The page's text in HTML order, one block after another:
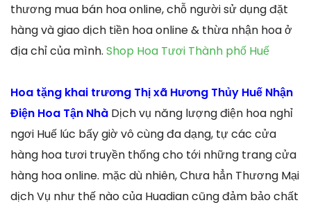
thương mua bán hoa online, chỗ người sử dụng đặt
hàng và giao dịch tiền hoa online & thừa nhận hoa ở
địa chỉ của mình. Shop Hoa Tươi Thành phố Huế
Hoa tặng khai trương Thị xã Hương Thủy Huế Nhận
Điện Hoa Tận Nhà Dịch vụ năng lượng điện hoa nghỉ
ngơi Huế lúc bấy giờ vô cùng đa dạng, tự các cửa
hàng hoa tươi truyền thống cho tới những trang cửa
hàng hoa online. mặc dù nhiên, Chưa hẳn Thương Mại
dịch Vụ như thế nào của Huadian cũng đảm bảo chất